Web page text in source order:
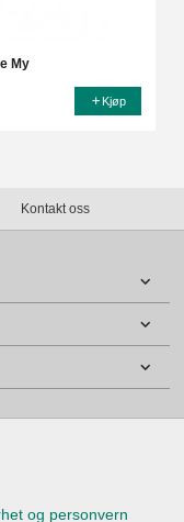
My
Kjøp
Kontakt oss
og personvern